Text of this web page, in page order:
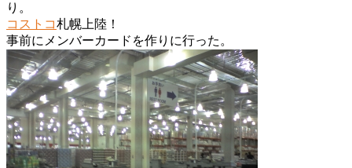
り。
コストコ札幌上陸！
事前にメンバーカードを作りに行った。